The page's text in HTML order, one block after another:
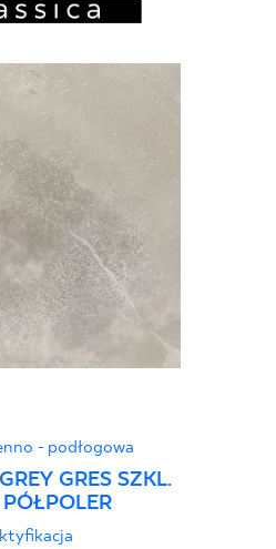
- podłogowa
GRES SZKL.
PÓŁPOLER